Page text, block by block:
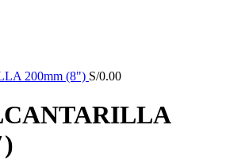
200mm (8") S/0.00